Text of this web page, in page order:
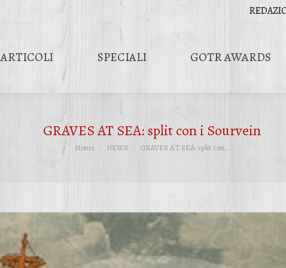
ARTICOLI SPECIALI GOTR AWARDS
GRAVES AT SEA: split con i Sourvein
Tu sei qui:
Home NEWS GRAVES AT SEA: split con…